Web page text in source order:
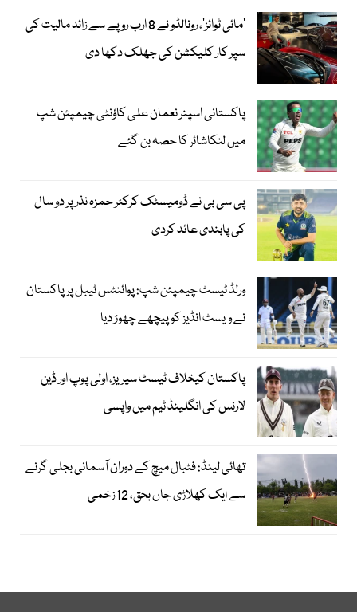
’مائی ٹوائز‘، رونالڈو نے 8 ارب روپے سے زائد مالیت کی
سپر کار کلیکشن کی جھلک دکھا دی
پاکستانی اسپنر نعمان علی کاؤنٹی چیمپئن شپ
میں لنکاشائر کا حصہ بن گئے
پی سی بی نے ڈومیسٹک کرکٹر حمزہ نذر پر دو سال
کی پابندی عائد کردی
ورلڈ ٹیسٹ چیمپئن شپ: پوائنٹس ٹیبل پر پاکستان
نے ویسٹ انڈیز کو پیچھے چھوڑ دیا
پاکستان کیخلاف ٹیسٹ سیریز، اولی پوپ اور ڈین
لارنس کی انگلینڈ ٹیم میں واپسی
تھائی لینڈ: فٹبال میچ کے دوران آسمانی بجلی گرنے
سے ایک کھلاڑی جاں بحق، 12 زخمی